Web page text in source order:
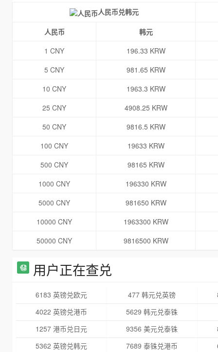
人民币兑韩元
人民币
韩元
1 CNY
196.33 KRW
5 CNY
981.65 KRW
10 CNY
1963.3 KRW
25 CNY
4908.25 KRW
50 CNY
9816.5 KRW
100 CNY
19633 KRW
500 CNY
98165 KRW
1000 CNY
196330 KRW
5000 CNY
981650 KRW
10000 CNY
1963300 KRW
50000 CNY
9816500 KRW
用户正在查兑
6183 英镑兑欧元 477 韩元兑英镑
4022 英镑兑港币
5629 韩元兑泰铢
1257 港币兑日元
9356 美元兑泰铢
5362 英镑兑韩元
7689 泰铢兑港币